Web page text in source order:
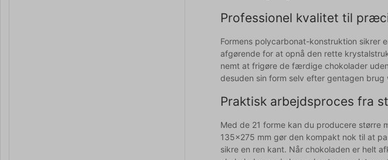
Professionel kvalitet til
Formens polycarbonat-konstruktion sikrer
afgørende for at opnå den rette
nemt at frigøre de færdige chokolader
desuden sin form selv efter gentagen
Praktisk arbejdsproces fra
Med de 21 forme kan du producere større
135x275 mm gør den kompakt nok til at
sikre en ren kant. Når chokoladen er helt